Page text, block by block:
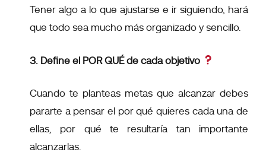
Tener algo a lo que ajustarse e ir siguiendo, hará
que todo sea mucho más organizado y sencillo.
3. Define el POR QUÉ de cada objetivo
Cuando te planteas metas que alcanzar debes
pararte a pensar el por qué quieres cada una de
ellas, por qué te resultaría tan importante
alcanzarlas.